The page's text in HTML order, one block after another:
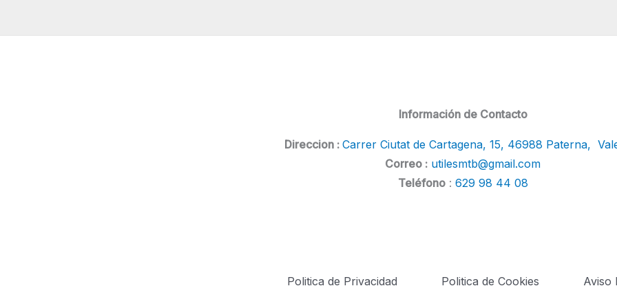
Información de Contacto
Direccion : Carrer Ciutat de Cartagena, 15, 46988 Paterna,
Correo : utilesmtb@gmail.com
Teléfono: 629 98 44 08
Politica de Privacidad Politica de Cookies Aviso